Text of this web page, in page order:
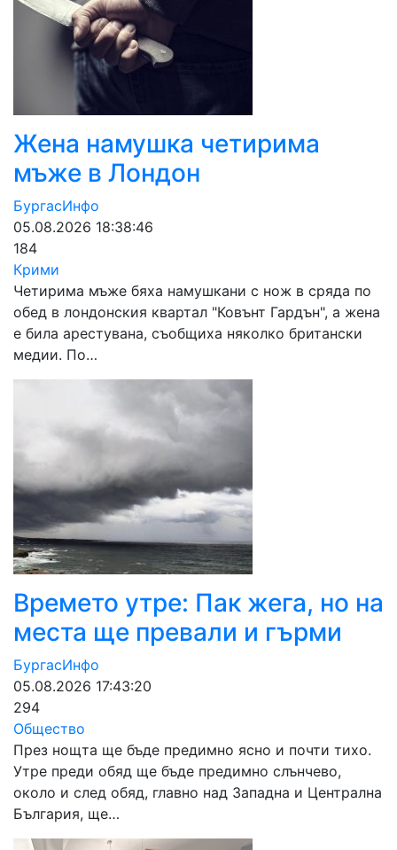
Жена намушка четирима
мъже в Лондон
БургасИнфо
05.08.2026 18:38:46
184
Крими
Четирима мъже бяха намушкани с нож в сряда по
обед в лондонския квартал "Ковънт Гардън", а жена
е била арестувана, съобщиха няколко британски
медии. По…
Времето утре: Пак жега, но на
места ще превали и гърми
БургасИнфо
05.08.2026 17:43:20
294
Общество
През нощта ще бъде предимно ясно и почти тихо.
Утре преди обяд ще бъде предимно слънчево,
около и след обяд, главно над Западна и Централна
България, ще…